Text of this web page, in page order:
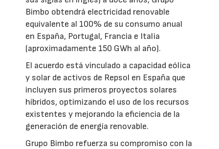
Bimbo obtendrá electricidad renovable
equivalente al 100% de su consumo anual
en España, Portugal, Francia e Italia
(aproximadamente 150 GWh al año).
El acuerdo está vinculado a capacidad eólica
y solar de activos de Repsol en España que
incluyen sus primeros proyectos solares
híbridos, optimizando el uso de los recursos
existentes y mejorando la eficiencia de la
generación de energía renovable.
Grupo Bimbo refuerza su compromiso con la